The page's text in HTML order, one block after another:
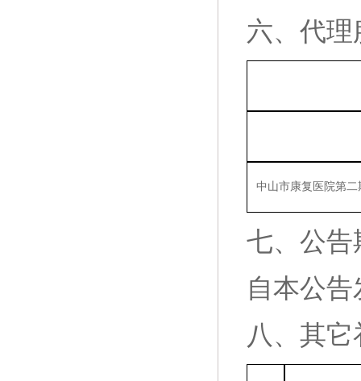
六、代
中山市康复医院第
七、公告
自本公
八、其